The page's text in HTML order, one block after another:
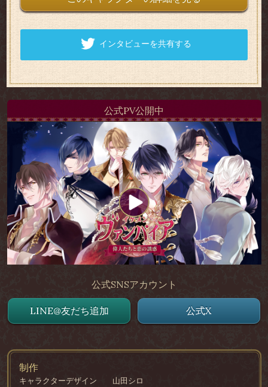
インタビューを共有する
公式PV公開中
公式SNSアカウント
LINE@友だち追加 公式X
制作
キャラクターデザイン
山田シロ